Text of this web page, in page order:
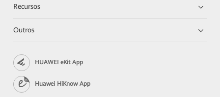
Recursos
Outros
HUAWEI eKit App
Huawei HiKnow App